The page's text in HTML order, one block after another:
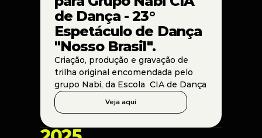
de Dança - 23°
Espetáculo de Dança
"Nosso Brasil".
Criação, produção e gravação de
trilha original encomendada pelo
grupo Nabi, da Escola  CIA de Dança
Veja aqui